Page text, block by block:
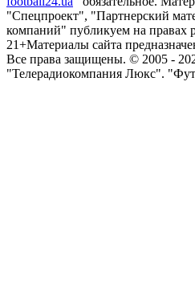
"Спецпроект", "Партнерский
компаний" публикуем на правах
21+Материалы сайта
Все права защищены. © 2005 -
"Телерадиокомпания Люкс".